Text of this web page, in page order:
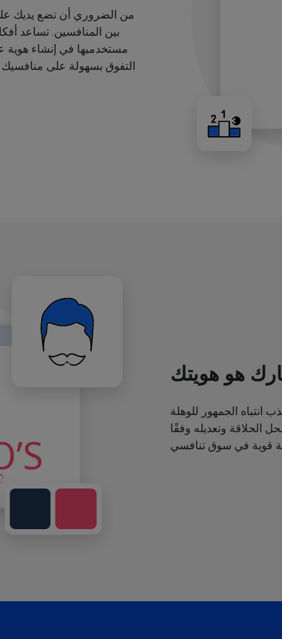
من الضروري أن تضع يديك
بين المنافسين. تساعد
مستخدميها في إنشاء هوية
التفوق بسهولة على منافسيك
هو هويتك
انتباه الجمهور للوهلة
الحلاقة وتعديله وفقًا
قوية في سوق تنافسي